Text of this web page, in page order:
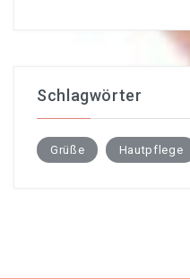
Schlagwörter
Grüße Hautpflege